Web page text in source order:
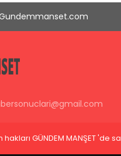
GÜNDEM MANŞET 'de